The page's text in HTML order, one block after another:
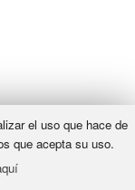
y tres
no
el uso que hace de
que acepta su uso.